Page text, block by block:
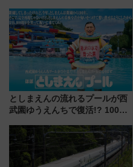
アクセス攻略法、2万発の花火が
都心の夜に！
としまえんの流れるプールが西
武園ゆうえんちで復活!? 100周
イダー」に注目 2026年夏は所
沢へ遊びに行こう